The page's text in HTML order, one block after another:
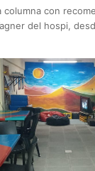
columna con
del hospi,